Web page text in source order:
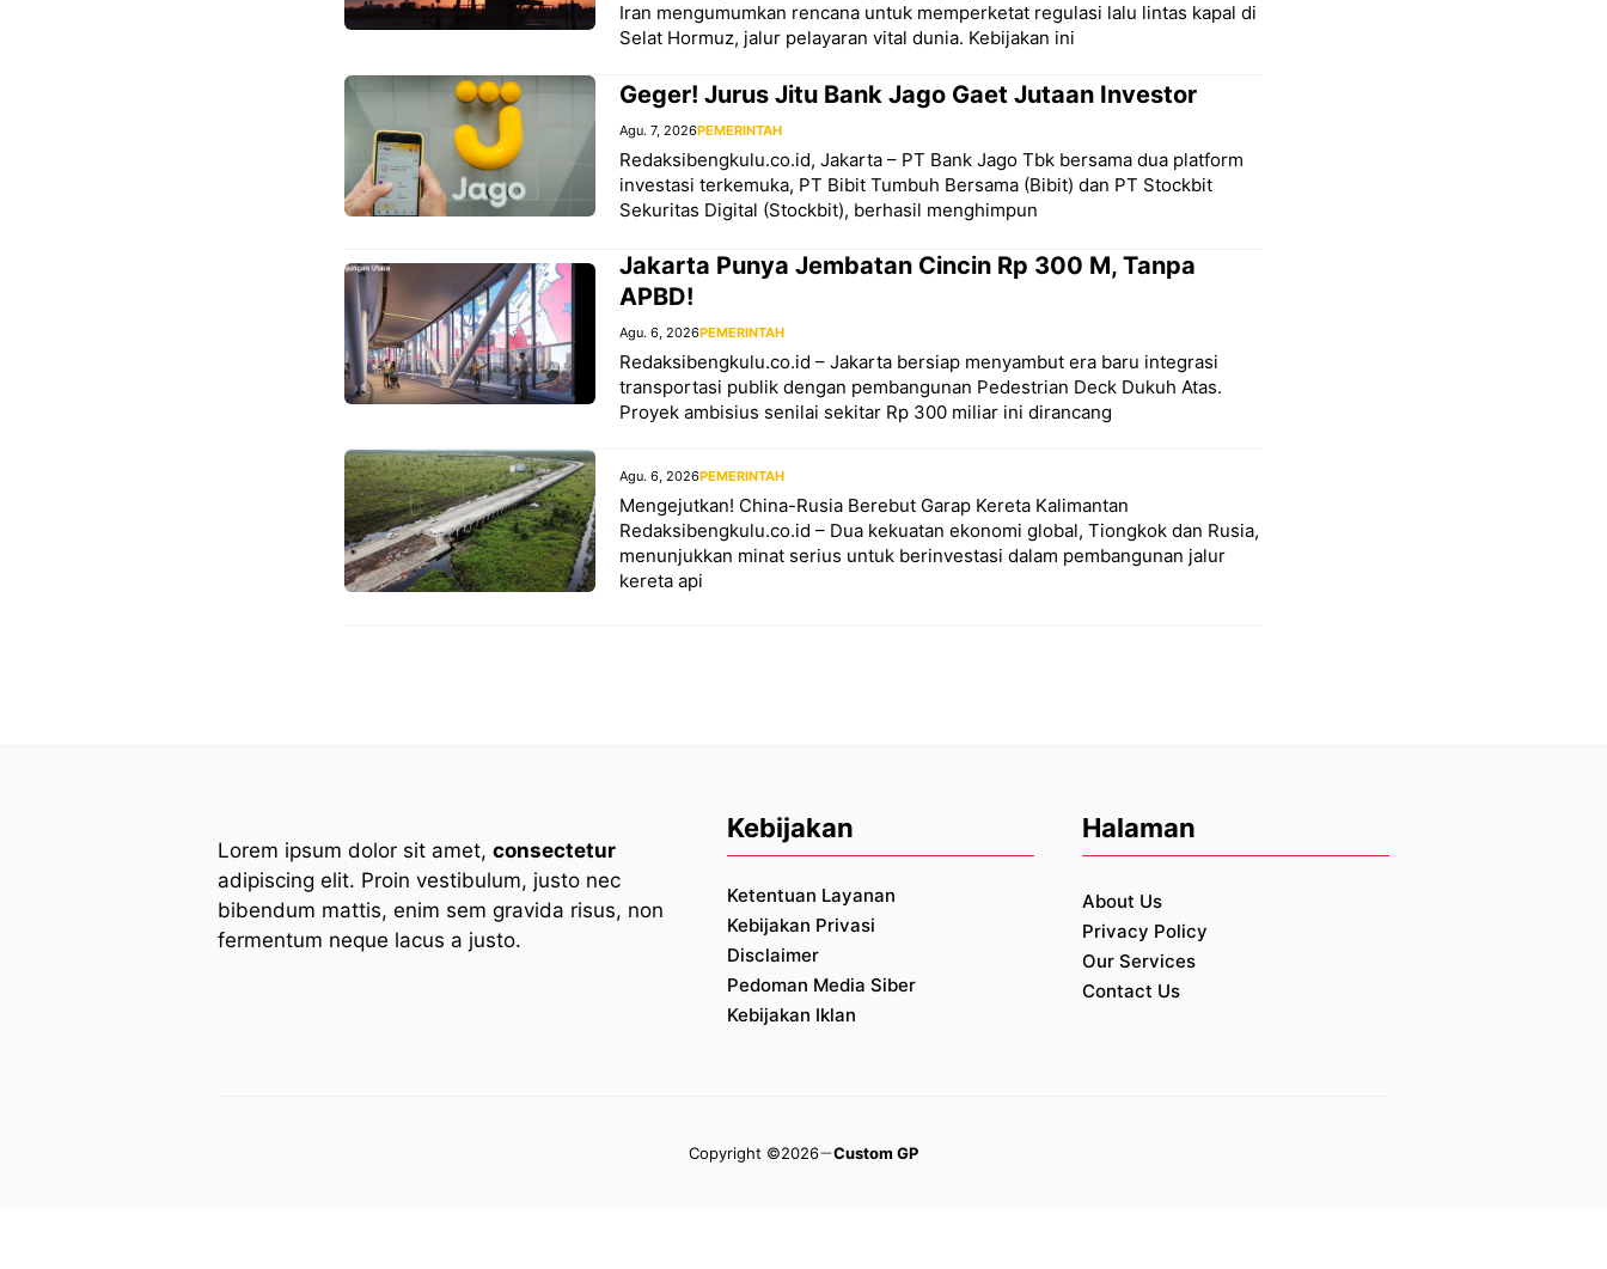
Iran mengumumkan rencana untuk memperketat regulasi lalu lintas kapal di
Selat Hormuz, jalur pelayaran vital dunia. Kebijakan ini
Geger! Jurus Jitu Bank Jago Gaet Jutaan Investor
Agu. 7, 2026PEMERINTAH
Redaksibengkulu.co.id, Jakarta – PT Bank Jago Tbk bersama dua platform
investasi terkemuka, PT Bibit Tumbuh Bersama (Bibit) dan PT Stockbit
Sekuritas Digital (Stockbit), berhasil menghimpun
Jakarta Punya Jembatan Cincin Rp 300 M, Tanpa
APBD!
Agu. 6, 2026PEMERINTAH
Redaksibengkulu.co.id – Jakarta bersiap menyambut era baru integrasi
transportasi publik dengan pembangunan Pedestrian Deck Dukuh Atas.
Proyek ambisius senilai sekitar Rp 300 miliar ini dirancang
Agu. 6, 2026PEMERINTAH
Mengejutkan! China-Rusia Berebut Garap Kereta Kalimantan
Redaksibengkulu.co.id – Dua kekuatan ekonomi global, Tiongkok dan Rusia,
menunjukkan minat serius untuk berinvestasi dalam pembangunan jalur
kereta api
Lorem ipsum dolor sit amet, consectetur
adipiscing elit. Proin vestibulum, justo nec
bibendum mattis, enim sem gravida risus, non
fermentum neque lacus a justo.
Kebijakan
Ketentuan Layanan
Kebijakan Privasi
Disclaimer
Pedoman Media Siber
Kebijakan Iklan
Halaman
About Us
Privacy Policy
Our Services
Contact Us
Copyright ©2026 Custom GP